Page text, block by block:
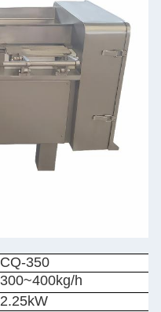
CQ-350
300~400kg/h
2.25kW